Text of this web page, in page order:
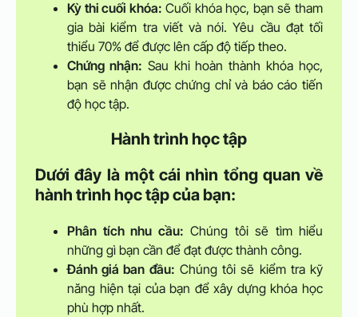
Kỳ thi cuối khóa: Cuối khóa học, bạn sẽ tham
gia bài kiểm tra viết và nói. Yêu cầu đạt tối
thiểu 70% để được lên cấp độ tiếp theo.
Chứng nhận: Sau khi hoàn thành khóa học,
bạn sẽ nhận được chứng chỉ và báo cáo tiến
độ học tập.
Hành trình học tập
Dưới đây là một cái nhìn tổng quan về
hành trình học tập của bạn:
Phân tích nhu cầu: Chúng tôi sẽ tìm hiểu
những gì bạn cần để đạt được thành công.
Đánh giá ban đầu: Chúng tôi sẽ kiểm tra kỹ
năng hiện tại của bạn để xây dựng khóa học
phù hợp nhất.